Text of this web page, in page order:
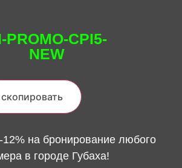
PROMO-CPI5-
NEW
скопировать
12% на бронирование любого
в городе Губаха!